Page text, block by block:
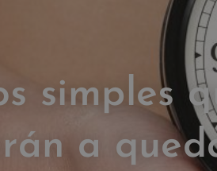
simples
a